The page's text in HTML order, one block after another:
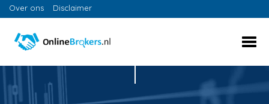
Over ons Disclaimer